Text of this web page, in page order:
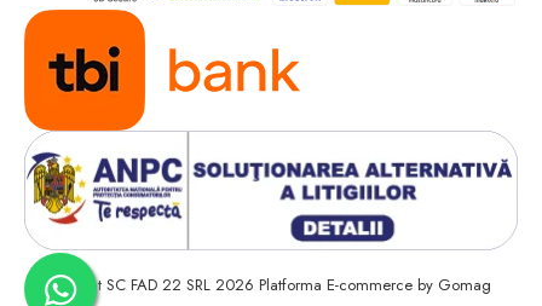
Rolete
Sine pentru perdea si accesorii
©Copyright SC FAD 22 SRL 2026 Platforma E-commerce by Gomag